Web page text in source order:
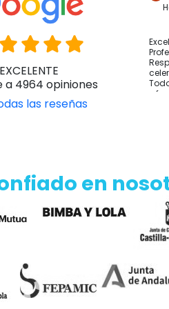
Por
un
A la
del
EXCELENTE
a 4964 opiniones
las reseñas
y
en